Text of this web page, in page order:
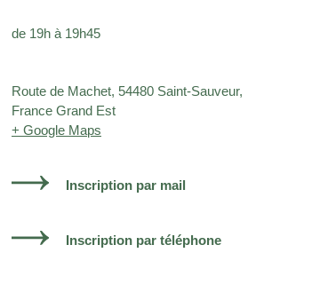
de 19h à 19h45
Route de Machet, 54480 Saint-Sauveur,
France Grand Est
+ Google Maps
Inscription par mail
Inscription par téléphone